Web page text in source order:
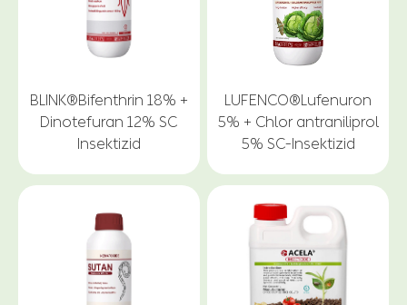
BLINK®Bifenthrin 18% +
Dinotefuran 12% SC
Insektizid
LUFENCO®Lufenuron
5% + Chlor antraniliprol
5% SC-Insektizid